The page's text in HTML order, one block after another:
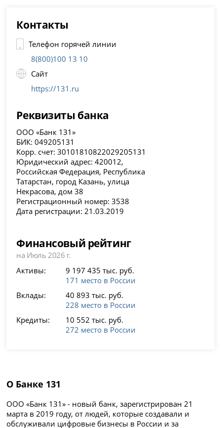
Контакты
Телефон горячей линии
8(800)100 13 10
Сайт
https://131.ru
Реквизиты банка
ООО «Банк 131»
БИК: 049205131
Корр. счет: 30101810822029205131
Юридический адрес: 420012,
Российская Федерация, Республика
Татарстан, город Казань, улица
Некрасова, дом 38
Регистрационный номер: 3538
Дата регистрации: 21.03.2019
Финансовый рейтинг
на Июль 2026 г.
Активы:
9 197 435 тыс. руб.
171 место в России
Вклады:
40 893 тыс. руб.
228 место в России
Кредиты:
10 552 тыс. руб.
272 место в России
О Банке 131
ООО «Банк 131» - новый банк, зарегистрирован 21
марта в 2019 году, от людей, которые создавали и
обслуживали цифровые бизнесы в России и за